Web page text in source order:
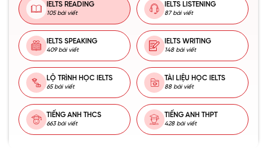
IELTS READING
105 bài viết
IELTS LISTENING
87 bài viết
IELTS SPEAKING
409 bài viết
IELTS WRITING
148 bài viết
LỘ TRÌNH HỌC IELTS
65 bài viết
TÀI LIỆU HỌC IELTS
88 bài viết
TIẾNG ANH THCS
663 bài viết
TIẾNG ANH THPT
428 bài viết